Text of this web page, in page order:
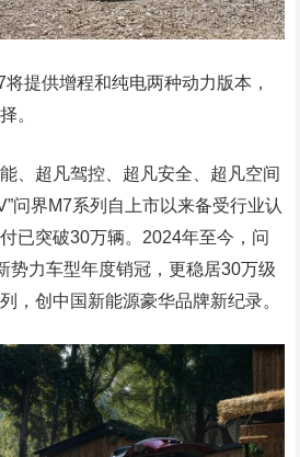
提供增程和纯电两种动力版本，
。
、超凡驾控、超凡安全、超凡空间
问界M7系列自上市以来备受行业认
已突破30万辆。2024年至今，问
势力车型年度销冠，更稳居30万级
，创中国新能源豪华品牌新纪录。